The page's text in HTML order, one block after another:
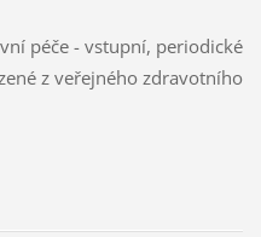
péče - vstupní, periodické
z veřejného zdravotního